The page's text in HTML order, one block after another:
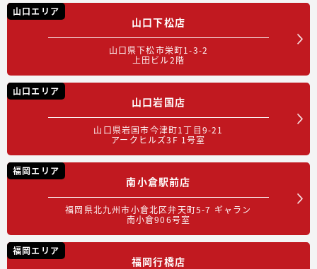
山口エリア
山口下松店
山口県下松市栄町1-3-2
上田ビル2階
山口エリア
山口岩国店
山口県岩国市今津町1丁目9-21
アークヒルズ3F 1号室
福岡エリア
南小倉駅前店
福岡県北九州市小倉北区弁天町5-7 ギャラン
南小倉906号室
福岡エリア
福岡行橋店